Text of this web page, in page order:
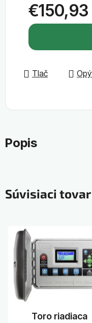
€150,93
Jednotková
Tlač
Popis
Súvisiaci tovar
Toro riadiaca